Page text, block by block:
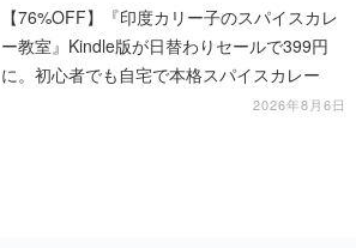
【76%OFF】『印度カリー子のスパイスカレ
ー教室』Kindle版が日替わりセールで399円
に。初心者でも自宅で本格スパイスカレー
2026年8月6日